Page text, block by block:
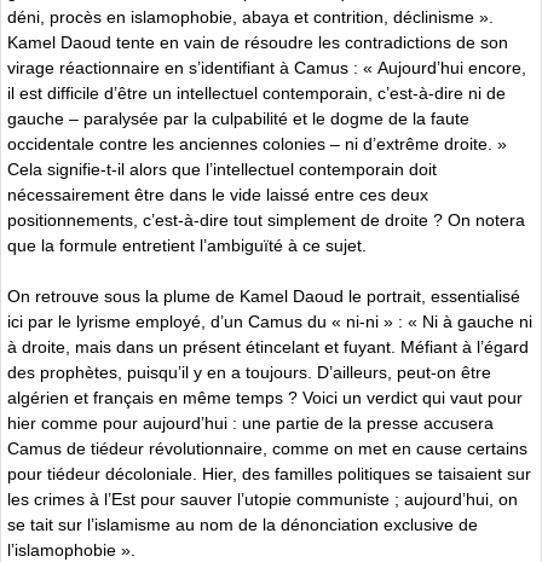
déni, procès en islamophobie, abaya et contrition, déclinisme ».
Kamel Daoud tente en vain de résoudre les contradictions de son
virage réactionnaire en s’identifiant à Camus : « Aujourd’hui encore,
il est difficile d’être un intellectuel contemporain, c’est-à-dire ni de
gauche – paralysée par la culpabilité et le dogme de la faute
occidentale contre les anciennes colonies – ni d’extrême droite. »
Cela signifie-t-il alors que l’intellectuel contemporain doit
nécessairement être dans le vide laissé entre ces deux
positionnements, c’est-à-dire tout simplement de droite ? On notera
que la formule entretient l’ambiguïté à ce sujet.
On retrouve sous la plume de Kamel Daoud le portrait, essentialisé
ici par le lyrisme employé, d’un Camus du « ni-ni » : « Ni à gauche ni
à droite, mais dans un présent étincelant et fuyant. Méfiant à l’égard
des prophètes, puisqu’il y en a toujours. D’ailleurs, peut-on être
algérien et français en même temps ? Voici un verdict qui vaut pour
hier comme pour aujourd’hui : une partie de la presse accusera
Camus de tiédeur révolutionnaire, comme on met en cause certains
pour tiédeur décoloniale. Hier, des familles politiques se taisaient sur
les crimes à l’Est pour sauver l’utopie communiste ; aujourd’hui, on
se tait sur l’islamisme au nom de la dénonciation exclusive de
l’islamophobie ».